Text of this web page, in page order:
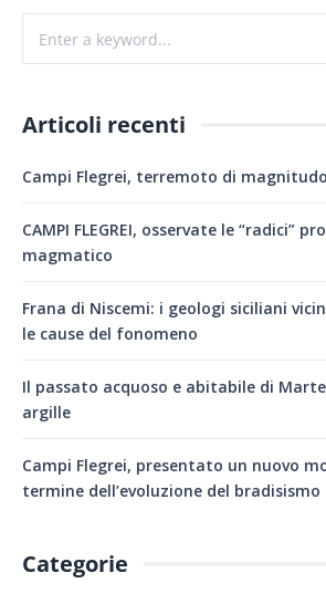
Articoli recenti
Campi Flegrei, terremoto di
CAMPI FLEGREI, osservate le “radici”
magmatico
Frana di Niscemi: i geologi siciliani
le cause del fonomeno
Il passato acquoso e abitabile di
argille
Campi Flegrei, presentato un nuovo
termine dell’evoluzione del bradisismo
Categorie